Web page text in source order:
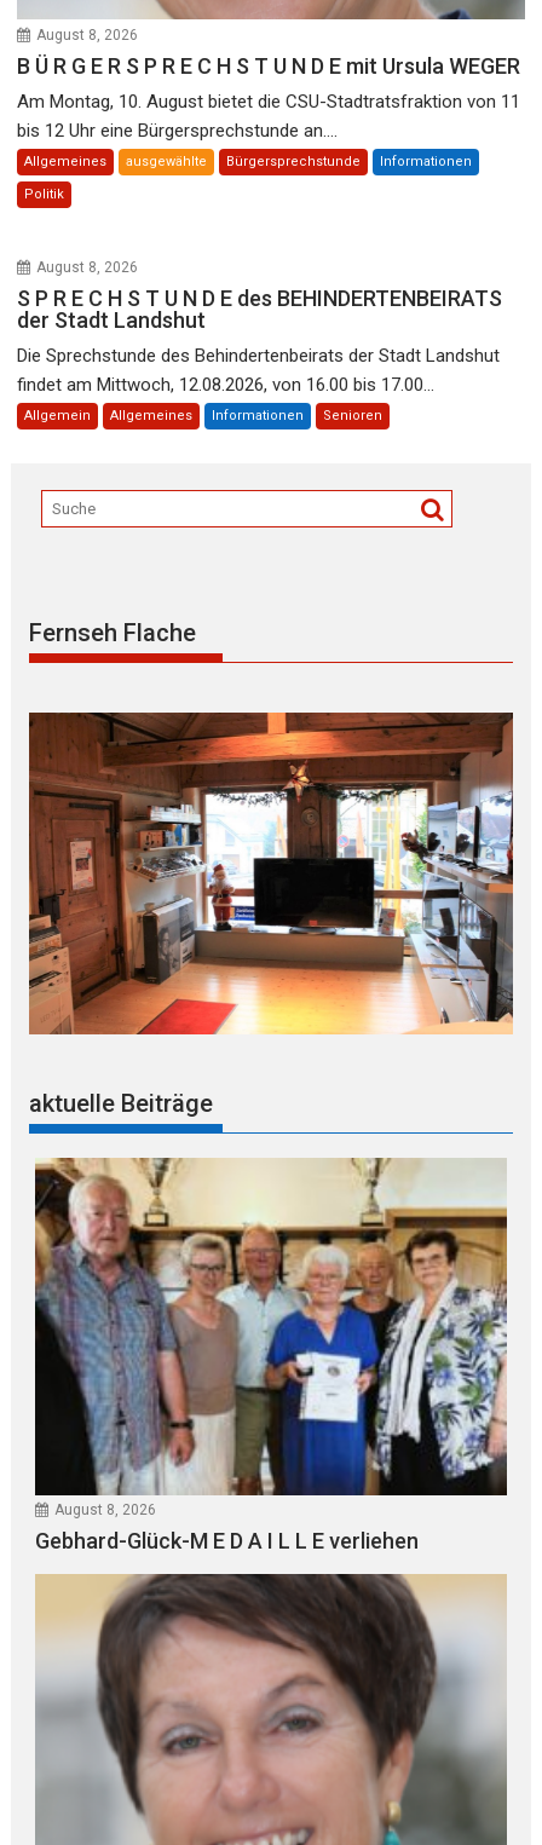
August 8, 2026
B Ü R G E R S P R E C H S T U N D E mit Ursula WEGER
Am Montag, 10. August bietet die CSU-Stadtratsfraktion von 11
bis 12 Uhr eine Bürgersprechstunde an....
Allgemeines ausgewählte Bürgersprechstunde Informationen
Politik
August 8, 2026
S P R E C H S T U N D E des BEHINDERTENBEIRATS
der Stadt Landshut
Die Sprechstunde des Behindertenbeirats der Stadt Landshut
findet am Mittwoch, 12.08.2026, von 16.00 bis 17.00...
Allgemein Allgemeines Informationen Senioren
Fernseh Flache
aktuelle Beiträge
August 8, 2026
Gebhard-Glück-M E D A I L L E verliehen